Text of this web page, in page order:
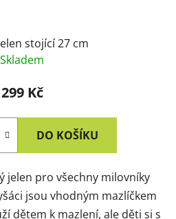
stojící 27 cm
Skladem
299 Kč
DO KOŠÍKU
jelen pro všechny milovníky
jsou vhodným mazlíčkem
dětem k mazlení, ale děti si s